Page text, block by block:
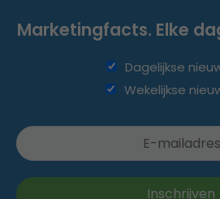
Marketingfacts. Elke
Dagelijkse
Wekelijkse